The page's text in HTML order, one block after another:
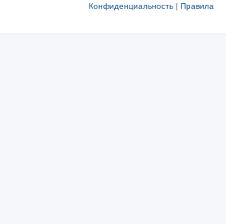
Конфиденциальность| Правила